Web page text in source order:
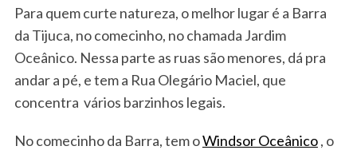
Para quem curte natureza, o melhor lugar é a Barra
da Tijuca, no comecinho, no chamada Jardim
Oceânico. Nessa parte as ruas são menores, dá pra
andar a pé, e tem a Rua Olegário Maciel, que
concentra vários barzinhos legais.
No comecinho da Barra, tem oWindsor Oceânico, o